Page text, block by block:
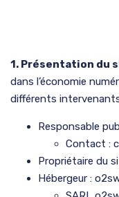
1. Présentation du
dans l’économie
différents
Responsable
Contact :
Propriétaire du
Hébergeur :